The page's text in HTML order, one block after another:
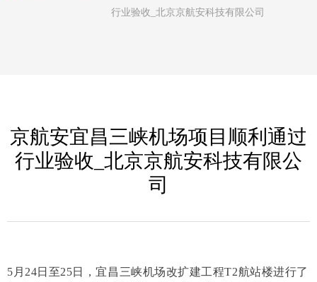
行业验收_北京京航安科技有限公司
京航安宜昌三峡机场项目顺利通过
行业验收_北京京航安科技有限公
司
5 月24日至25日，宜昌三峡机场改扩建工程T2航站楼进行了